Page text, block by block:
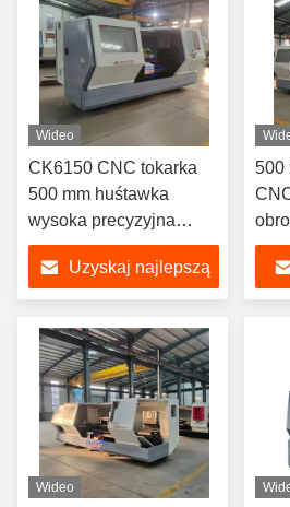
Wideo
CK6150 CNC tokarka
500 mm huśtawka
wysoka precyzyjna
maszyna do cięcia nici
Uzyskaj najlepszą
500
Wideo